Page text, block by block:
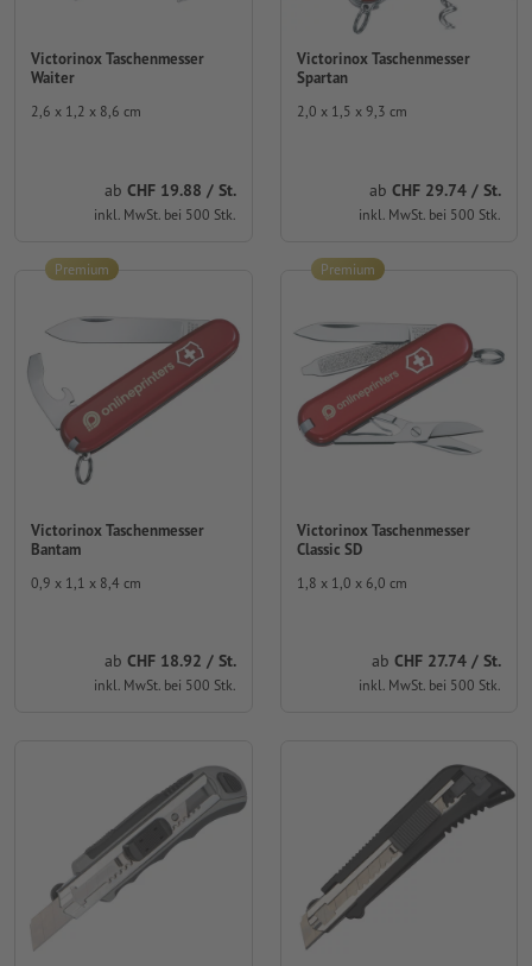
Victorinox Taschenmesser
Waiter
2,6 x 1,2 x 8,6 cm
ab CHF 19.88 / St.
inkl. MwSt. bei 500 Stk.
Victorinox Taschenmesser
Spartan
2,0 x 1,5 x 9,3 cm
ab CHF 29.74 / St.
inkl. MwSt. bei 500 Stk.
Victorinox Taschenmesser
Bantam
0,9 x 1,1 x 8,4 cm
ab CHF 18.92 / St.
inkl. MwSt. bei 500 Stk.
Premium
Victorinox Taschenmesser
Classic SD
1,8 x 1,0 x 6,0 cm
ab CHF 27.74 / St.
inkl. MwSt. bei 500 Stk.
Premium